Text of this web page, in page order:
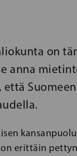
on
anna
erittäin